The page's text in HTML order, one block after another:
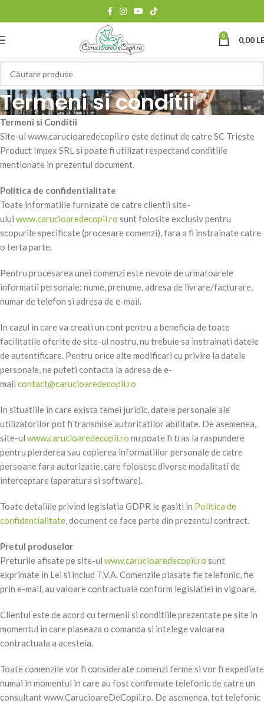
0 0,00
Termeni si conditii
Termeni si Conditii
Site-ul www.carucioaredecopii.ro este detinut de catre SC Trieste
Product Impex SRL si poate fi utilizat respectand conditiile
mentionate in prezentul document.
Politica de confidentialitate
Toate informatiile furnizate de catre clientii site-
ului www.carucioaredecopii.ro sunt folosite exclusiv pentru
scopurile specificate (procesare comenzi), fara a fi instrainate catre
o terta parte.
Pentru procesarea unei comenzi este nevoie de urmatoarele
informatii personale: nume, prenume, adresa de livrare/facturare,
numar de telefon si adresa de e-mail.
In cazul in care va creati un cont pentru a beneficia de toate
facilitatile oferite de site-ul nostru, nu trebuie sa instrainati datele
de autentificare. Pentru orice alte modificari cu privire la datele
personale, ne puteti contacta la adresa de e-
mail contact@carucioaredecopii.ro
In situatiile in care exista temei juridic, datele personale ale
utilizatorilor pot fi transmise autoritatilor abilitate. De asemenea,
site-ul www.carucioaredecopii.ro nu poate fi tras la raspundere
pentru pierderea sau copierea informatiilor personale de catre
persoane fara autorizatie, care folosesc diverse modalitati de
interceptare (aparatura si software).
Toate detaliile privind legislatia GDPR le gasiti in Politica de
confidentialitate, document ce face parte din prezentul contract.
Pretul produselor
Preturile afisate pe site-ul www.carucioaredecopii.ro sunt
exprimate in Lei si includ T.V.A. Comenzile plasate fie telefonic, fie
prin e-mail, au valoare contractuala conform legislatiei in vigoare.
Clientul este de acord cu termenii si conditiile prezentate pe site in
momentul in care plaseaza o comanda si intelege valoarea
contractuala a acesteia.
Toate comenzile vor fi considerate comenzi ferme si vor fi expediate
numai in momentul in care au fost confirmate telefonic de catre un
consultant www.CarucioareDeCopii.ro. De asemenea, tot telefonic